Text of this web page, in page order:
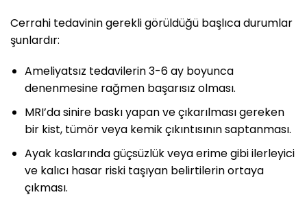
Cerrahi tedavinin gerekli görüldüğü başlıca durumlar
şunlardır:
Ameliyatsız tedavilerin 3-6 ay boyunca
denenmesine rağmen başarısız olması.
MRI’da sinire baskı yapan ve çıkarılması gereken
bir kist, tümör veya kemik çıkıntısının saptanması.
Ayak kaslarında güçsüzlük veya erime gibi ilerleyici
ve kalıcı hasar riski taşıyan belirtilerin ortaya
çıkması.